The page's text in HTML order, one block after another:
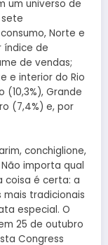
um universo de
Norte e
índice de
de vendas;
e interior do Rio
(10,3%), Grande
(7,4%) e, por
conchiglione,
importa qual
coisa é certa: a
tradicionais
especial. O
25 de outubro
Congress